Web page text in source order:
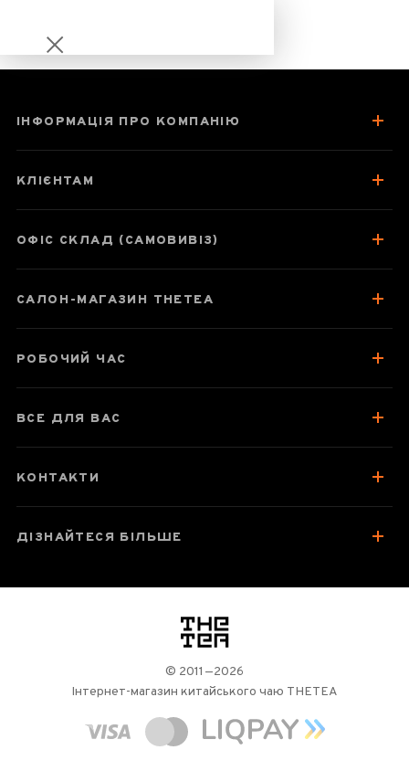
Шу Пуер Менхай
Паспорт товару
ІНФОРМАЦІЯ ПРО КОМПАНІЮ
КЛІЄНТАМ
ОФІС СКЛАД (САМОВИВІЗ)
САЛОН-МАГАЗИН THETEA
РОБОЧИЙ ЧАС
ВСЕ ДЛЯ ВАС
КОНТАКТИ
ДІЗНАЙТЕСЯ БІЛЬШЕ
логотип
© 2011—2026
Інтернет-магазин китайського чаю THETEA